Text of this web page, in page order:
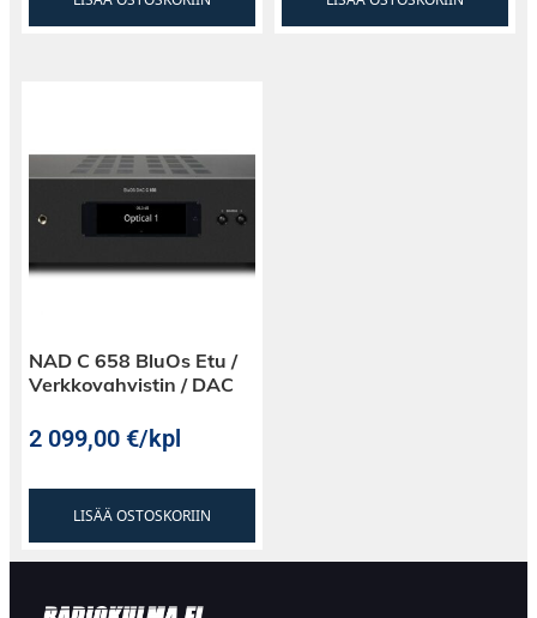
NAD C 658 BluOs Etu /
Verkkovahvistin / DAC
2 099,00€/kpl
LISÄÄ OSTOSKORIIN